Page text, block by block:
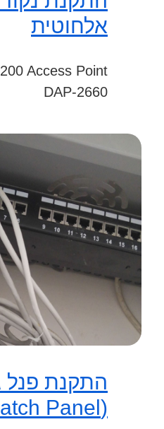
אלחוטית
Access Point
DAP-2660
התקנת פנל
(Patch Panel)